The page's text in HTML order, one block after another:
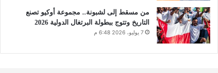
من مسقط إلى لشبونة.. مجموعة أوكيو تصنع
التاريخ وتتوج ببطولة البرتغال الدولية 2026
7 يوليو، 2026 6:48 م